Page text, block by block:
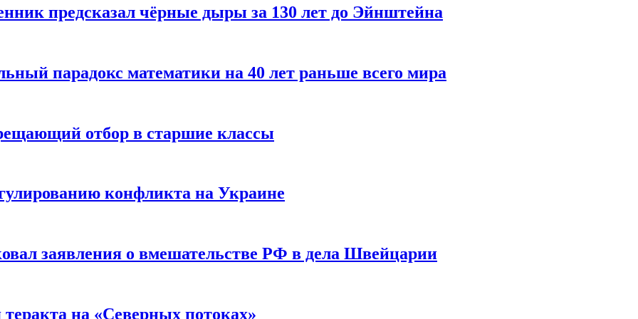
предсказал чёрные дыры за 130 лет до Эйнштейна
парадокс математики на 40 лет раньше всего мира
отбор в старшие классы
конфликта на Украине
заявления о вмешательстве РФ в дела Швейцарии
на «Северных потоках»